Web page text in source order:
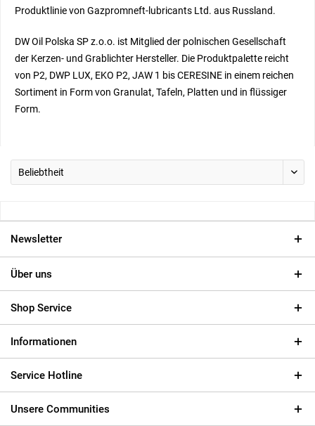
Produktlinie von Gazpromneft-lubricants Ltd. aus Russland.
DW Oil Polska SP z.o.o. ist Mitglied der polnischen Gesellschaft
der Kerzen- und Grablichter Hersteller. Die Produktpalette reicht
von P2, DWP LUX, EKO P2, JAW 1 bis CERESINE in einem reichen
Sortiment in Form von Granulat, Tafeln, Platten und in flüssiger
Form.
Newsletter
Über uns
Shop Service
Informationen
Service Hotline
Unsere Communities